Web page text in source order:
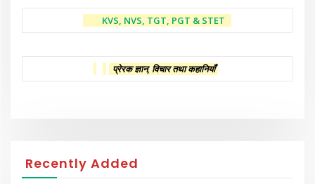
KVS, NVS, TGT, PGT & STET
प्रेरक ज्ञान, विचार तथा कहानियाँ
Recently Added